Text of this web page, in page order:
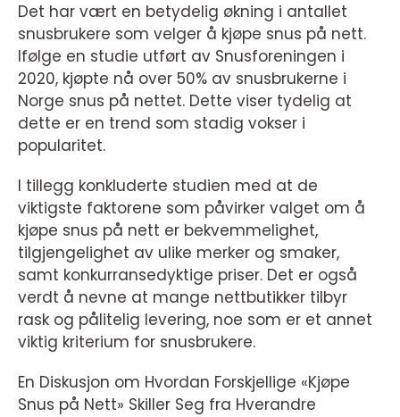
Det har vært en betydelig økning i antallet
snusbrukere som velger å kjøpe snus på nett.
Ifølge en studie utført av Snusforeningen i
2020, kjøpte nå over 50% av snusbrukerne i
Norge snus på nettet. Dette viser tydelig at
dette er en trend som stadig vokser i
popularitet.
I tillegg konkluderte studien med at de
viktigste faktorene som påvirker valget om å
kjøpe snus på nett er bekvemmelighet,
tilgjengelighet av ulike merker og smaker,
samt konkurransedyktige priser. Det er også
verdt å nevne at mange nettbutikker tilbyr
rask og pålitelig levering, noe som er et annet
viktig kriterium for snusbrukere.
En Diskusjon om Hvordan Forskjellige «Kjøpe
Snus på Nett» Skiller Seg fra Hverandre